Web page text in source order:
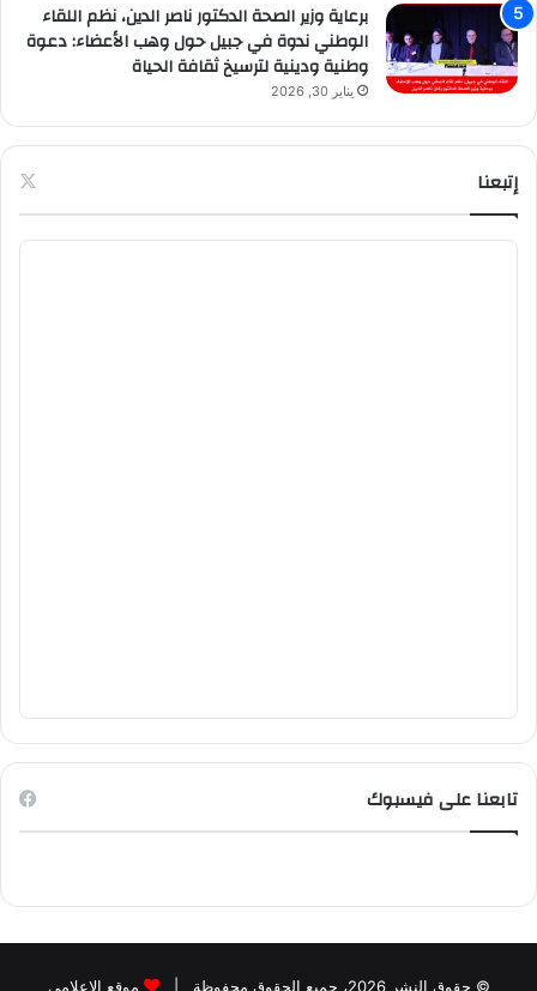
برعاية وزير الصحة الدكتور ناصر الدين، نظم اللقاء
الوطني ندوة في جبيل حول وهب الأعضاء: دعوة
وطنية ودينية لترسيخ ثقافة الحياة
يناير 30, 2026
إتبعنا
تابعنا على فيسبوك
© حقوق النشر 2026، جميع الحقوق محفوظة | موقع الاعلامي